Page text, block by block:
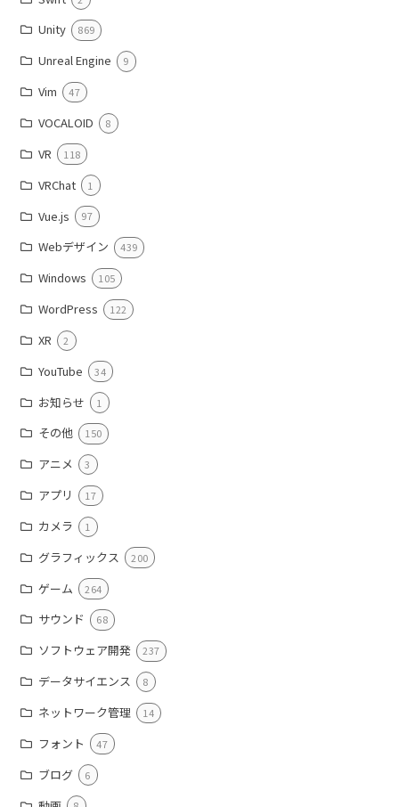
Unity 869
Unreal Engine 9
Vim 47
VOCALOID 8
VR 118
VRChat 1
Vue.js 97
Webデザイン 439
Windows 105
WordPress 122
XR 2
YouTube 34
お知らせ 1
その他 150
アニメ 3
アプリ 17
カメラ 1
グラフィックス 200
ゲーム 264
サウンド 68
ソフトウェア開発 237
データサイエンス 8
ネットワーク管理 14
フォント 47
ブログ 6